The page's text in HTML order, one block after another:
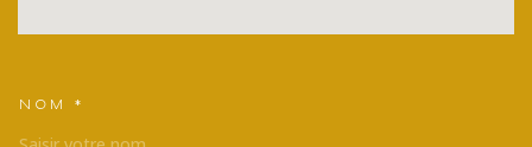
TRAD_MELTEM_VOSCOORDONNEES
NOM *